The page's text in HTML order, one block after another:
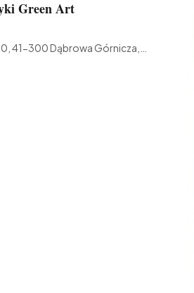
Green Art
41-300 Dąbrowa Górnicza,